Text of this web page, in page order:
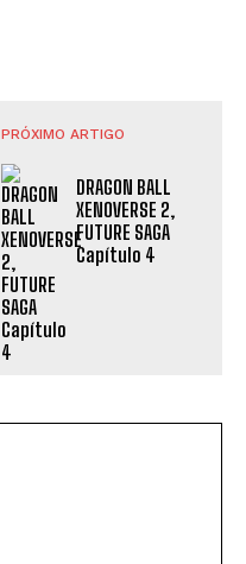
PRÓXIMO ARTIGO
DRAGON BALL
XENOVERSE 2,
FUTURE SAGA
Capítulo 4